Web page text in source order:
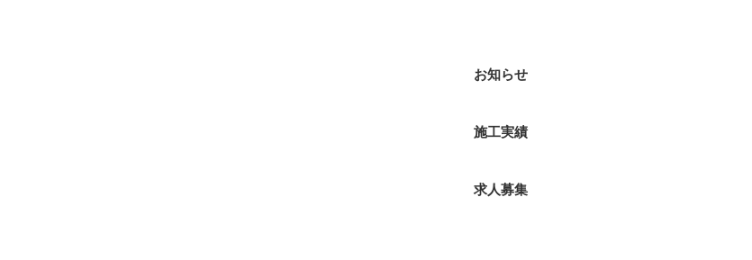
お知らせ
施工実績
求人募集